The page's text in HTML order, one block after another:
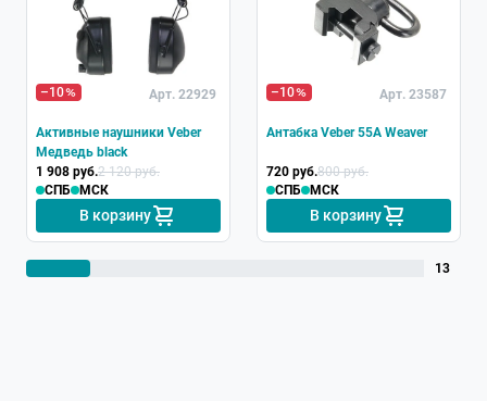
–10
Арт. 22929
Активные наушники Veber
Медведь black
1 908 руб.2 120 руб.
СПБ
МСК
В корзину
–10 Арт. 23587
Антабка Veber 55A Weaver
720 руб.800 руб.
СПБ
МСК
В корзину
13